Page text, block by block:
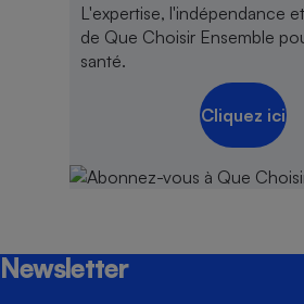
L'expertise, l'indépendance
de Que Choisir Ensemble
santé.
Cliquez ici
Newsletter